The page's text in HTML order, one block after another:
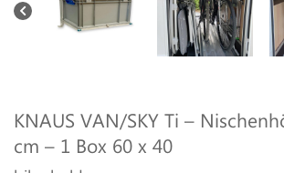
KNAUS VAN/SKY Ti –
cm – 1 Box 60 x 40